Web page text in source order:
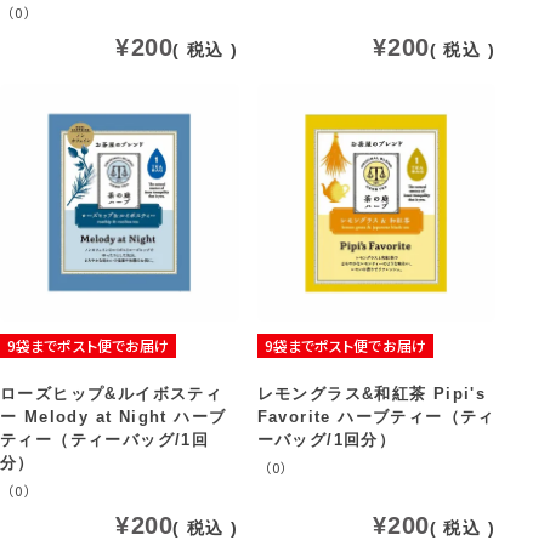
（0）
¥200 税込 ¥200 税込
9袋までポスト便でお届け
ローズヒップ&ルイボスティ
ー Melody at Night ハーブ
ティー（ティーバッグ/1回
分）
（0）
¥200 税込
9袋までポスト便でお届け
レモングラス&和紅茶 Pipi's
Favorite ハーブティー（ティ
ーバッグ/1回分）
（0）
¥200 税込